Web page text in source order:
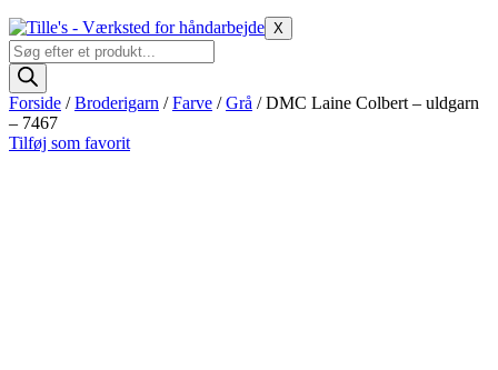
X
Products
search
Forside /Broderigarn /Farve /Grå / DMC Laine Colbert – uldgarn
– 7467
Tilføj som favorit